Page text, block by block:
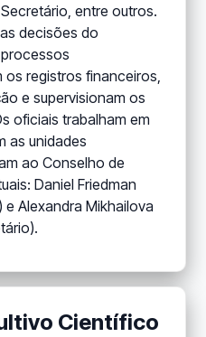
entre outros.
decisões do
registros financeiros,
e supervisionam os
oficiais trabalham em
as unidades
ao Conselho de
Daniel Friedman
Alexandra Mikhailova
Científico